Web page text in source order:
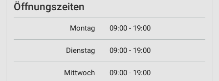
Öffnungszeiten
Montag 09:00 - 19:00
Dienstag 09:00 - 19:00
Mittwoch 09:00 - 19:00